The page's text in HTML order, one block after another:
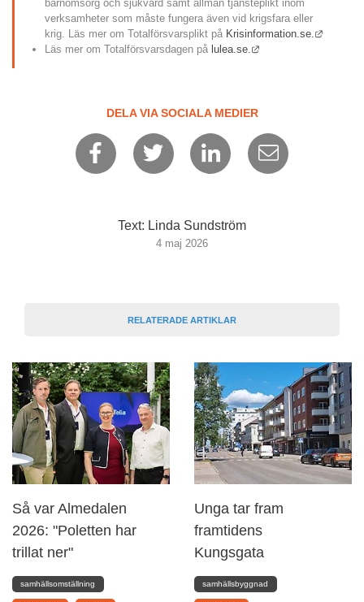
barnomsorg och sjukvård samt allmän tjänsteplikt inom
verksamheter som måste fungera även vid krigsfara eller
krig. Läs mer om Totalförsvarsplikt på Krisinformation.se.
Länk till
Läs mer om Totalförsvarsdagen på lulea.se. Länk till annan
DELA VIA SOCIALA MEDIER
Text: Linda Sundström
4 maj 2026
RELATERADE ARTIKLAR
Så var Almedalen
2026: "Poletten har
trillat ner"
samhällsomställning
Unga tar fram
framtidens
Kungsgata
samhällsbyggnad